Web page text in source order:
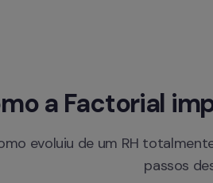
a Factorial
evoluiu de um RH totalmente
passos